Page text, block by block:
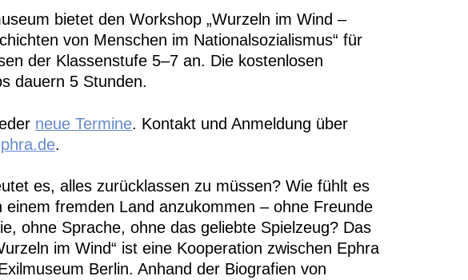
bietet den Workshop „Wurzeln im Wind –
von Menschen im Nationalsozialismus“ für
der Klassenstufe 5–7 an. Die kostenlosen
dauern 5 Stunden.
neue Termine. Kontakt und Anmeldung über
.
es, alles zurücklassen zu müssen? Wie fühlt es
einem fremden Land anzukommen – ohne Freunde
ohne Sprache, ohne das geliebte Spielzeug? Das
im Wind“ ist eine Kooperation zwischen Ephra
Berlin. Anhand der Biografien von